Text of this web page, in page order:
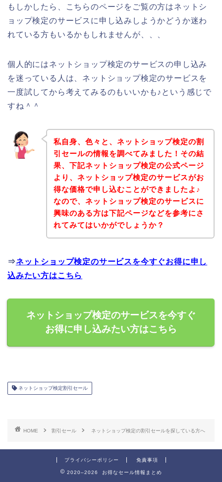
もしかしたら、こちらのページをご覧の方はネットシ
ョップ検定のサービスに申し込みしようかどうか迷わ
れている方もいるかもしれませんが、、、
個人的にはネットショップ検定のサービスの申し込み
を迷っている人は、ネットショップ検定のサービスを
一度試してから考えてみるのもいいかも♪という感じで
すね＾＾
私自身、色々と、ネットショップ検定の割
引セールの情報を調べてみました！その結
果、下記ネットショップ検定の公式ページ
より、ネットショップ検定のサービスがお
得な価格で申し込むことができましたよ♪
なので、ネットショップ検定のサービスに
興味のある方は下記ページなどを参考にさ
れてみてはいかがでしょうか？
⇒ネットショップ検定のサービスを今すぐお得に申し
込みたい方はこちら
ネットショップ検定のサービスを今すぐ
お得に申し込みたい方はこちら
ネットショップ検定割引セール
HOME 割引セール ネットショップ検定の割引セールを探している方へ
プライバシーポリシー 免責事項
2020–2026 お得なセール情報まとめ